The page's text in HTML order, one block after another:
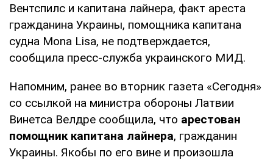
Вентспилс и капитана лайнера, факт ареста
гражданина Украины, помощника капитана
судна Mona Lisa, не подтверждается,
сообщила пресс-служба украинского МИД.
Напомним, ранее во вторник газета «Сегодня»
со ссылкой на министра обороны Латвии
Винетса Велдре сообщила, что арестован
помощник капитана лайнера, гражданин
Украины. Якобы по его вине и произошла